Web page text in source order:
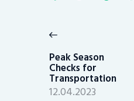
navigation
post:
Peak Season
Checks for
Transportation
12.04.2023